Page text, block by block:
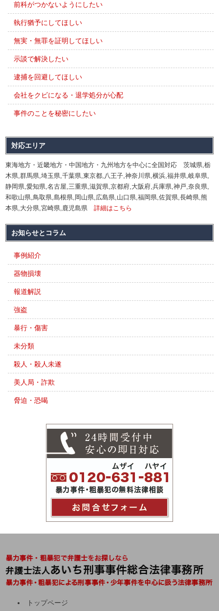
前科がつかないようにしたい
執行猶予にしてほしい
無実・無罪を証明してほしい
示談で解決したい
逮捕を回避してほしい
会社をクビになる・退学処分が心配
事件のことを秘密にしたい
対応エリア
東海地方・近畿地方・中国地方・九州地方を中心に全国対応 茨城県,栃
木県,群馬県,埼玉県,千葉県,東京都,八王子,神奈川県,横浜,福井県,岐阜県,
静岡県,愛知県,名古屋,三重県,滋賀県,京都府,大阪府,兵庫県,神戸,奈良県,
和歌山県,鳥取県,島根県,岡山県,広島県,山口県,福岡県,佐賀県,長崎県,熊
本県,大分県,宮崎県,鹿児島県詳細はこちら
お知らせとコラム
事例紹介
器物損壊
報道解説
強盗
暴行・傷害
未分類
殺人・殺人未遂
美人局・詐欺
脅迫・恐喝
トップページ